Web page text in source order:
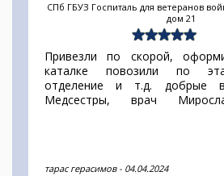
СПб ГБУЗ Госпиталь для ветеранов
дом 21
Привезли по скорой,
каталке повозили по
отделение и т.д. добрые
Медсестры, врач
тарас герасимов - 04.04.2024